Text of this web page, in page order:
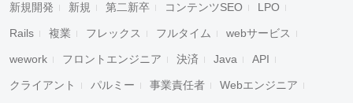
新規開発 新規 第二新卒 コンテンツSEO LPO
Rails 複業 フレックス フルタイム webサービス
wework フロントエンジニア 決済 Java API
クライアント パルミー 事業責任者 Webエンジニア